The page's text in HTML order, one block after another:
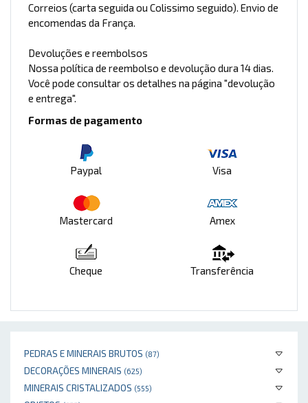
PEDRAS E MINERAIS BRUTOS (87)
DECORAÇÕES MINERAIS (625)
MINERAIS CRISTALIZADOS (555)
Correios (carta seguida ou Colissimo seguido). Envio de
encomendas da França.
Devoluções e reembolsos
Nossa política de reembolso e devolução dura 14 dias.
Você pode consultar os detalhes na página "devolução
e entrega".
Formas de pagamento
Paypal Visa
Mastercard Amex
Cheque Transferência